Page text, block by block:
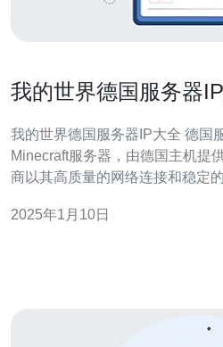
我的世界德国服务器
我的世界德国服务器IP大全 德国服务器是指在德国搭建的
Minecraft服务器，由德国主机提
商以其高质量的网络连接和稳定
有以下几个优点： 稳定的网络连接：德国主机提供商拥有
2025年1月10日